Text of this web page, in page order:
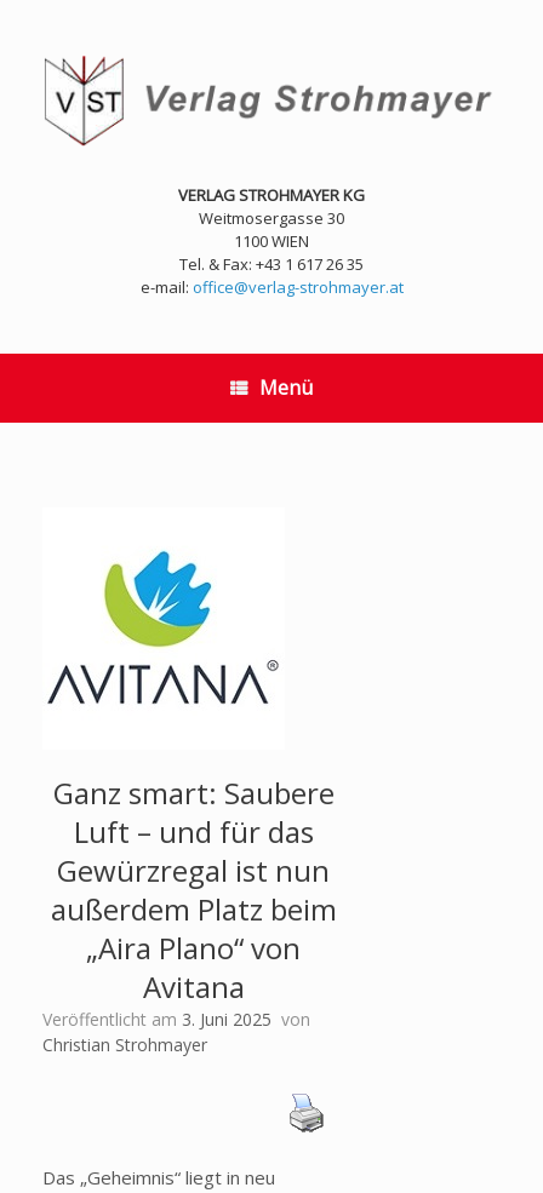
springen
VERLAG STROHMAYER KG
Weitmosergasse 30
1100 WIEN
Tel. & Fax: +43 1 617 26 35
e-mail: office@verlag-strohmayer.at
Menü
Ganz smart: Saubere
Luft – und für das
Gewürzregal ist nun
außerdem Platz beim
„Aira Plano“ von
Avitana
Veröffentlicht am 3. Juni 2025 von
Christian Strohmayer
Das „Geheimnis“ liegt in neu